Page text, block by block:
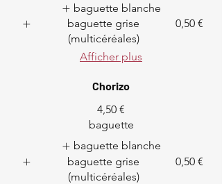
baguette blanche
baguette grise
(multicéréales)
0,50 €
Afficher plus
Chorizo
4,50 €
baguette
baguette blanche
baguette grise
(multicéréales)
0,50 €